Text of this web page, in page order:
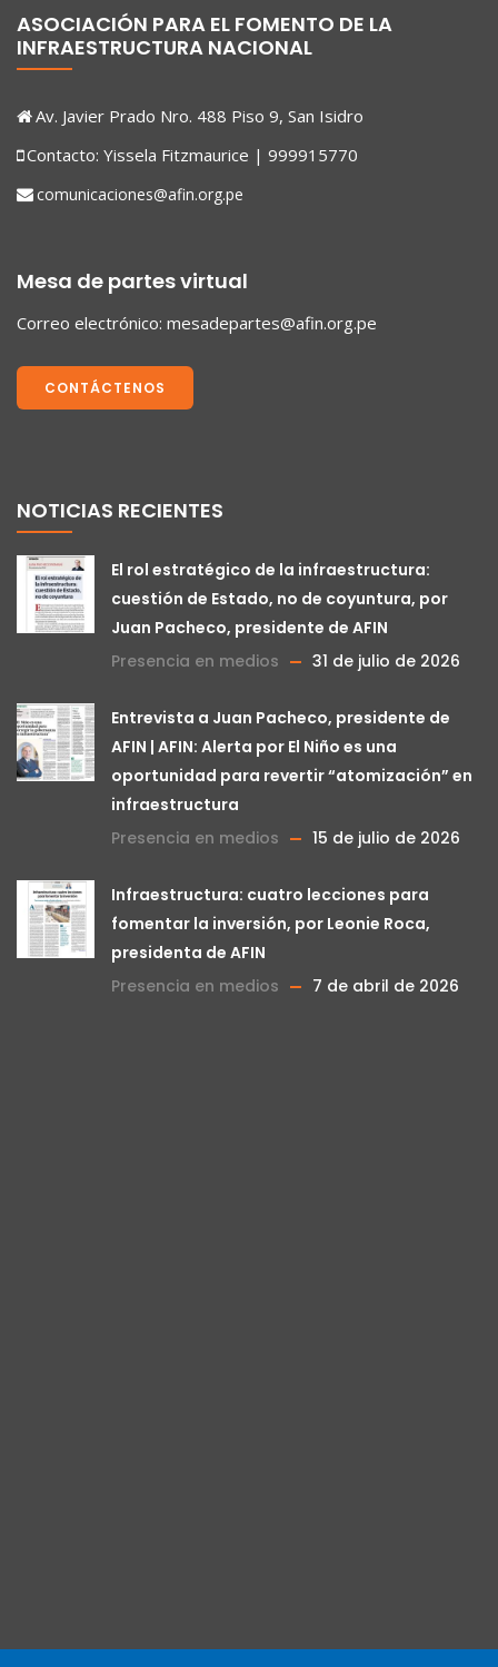
ASOCIACIÓN PARA EL FOMENTO DE LA
INFRAESTRUCTURA NACIONAL
Av. Javier Prado Nro. 488 Piso 9, San Isidro
Contacto: Yissela Fitzmaurice | 999915770
comunicaciones@afin.org.pe
Mesa de partes virtual
Correo electrónico: mesadepartes@afin.org.pe
CONTÁCTENOS
NOTICIAS RECIENTES
El rol estratégico de la infraestructura:
cuestión de Estado, no de coyuntura, por
Juan Pacheco, presidente de AFIN
Presencia en medios
31 de julio de 2026
Entrevista a Juan Pacheco, presidente de
AFIN | AFIN: Alerta por El Niño es una
oportunidad para revertir “atomización” en
infraestructura
Presencia en medios
15 de julio de 2026
Infraestructura: cuatro lecciones para
fomentar la inversión, por Leonie Roca,
presidenta de AFIN
Presencia en medios
7 de abril de 2026